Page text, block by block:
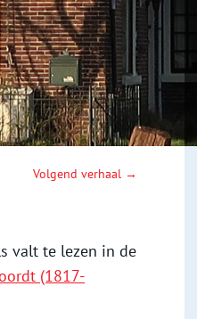
Volgend verhaal →
valt te lezen in de
(1817-